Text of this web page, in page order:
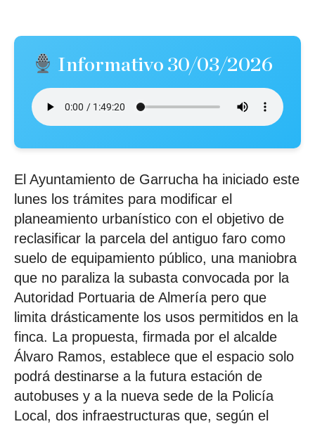
Informativo 30/03/2026
El Ayuntamiento de Garrucha ha iniciado este
lunes los trámites para modificar el
planeamiento urbanístico con el objetivo de
reclasificar la parcela del antiguo faro como
suelo de equipamiento público, una maniobra
que no paraliza la subasta convocada por la
Autoridad Portuaria de Almería pero que
limita drásticamente los usos permitidos en la
finca. La propuesta, firmada por el alcalde
Álvaro Ramos, establece que el espacio solo
podrá destinarse a la futura estación de
autobuses y a la nueva sede de la Policía
Local, dos infraestructuras que, según el